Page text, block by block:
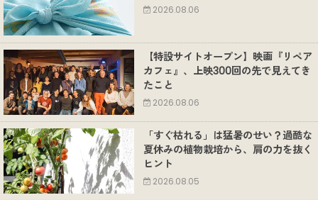
2026.08.06
【特設サイトオープン】映画『リペア
カフェ』、上映300回の先で見えてき
たこと
2026.08.06
「すぐ枯れる」は猛暑のせい？過酷な
夏休みの植物栽培から、肩の力を抜く
ヒント
2026.08.05